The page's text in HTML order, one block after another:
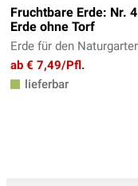
Fruchtbare Erde: Nr.
Erde ohne Torf
Erde für den
ab € 7,49/Pfl.
lieferbar